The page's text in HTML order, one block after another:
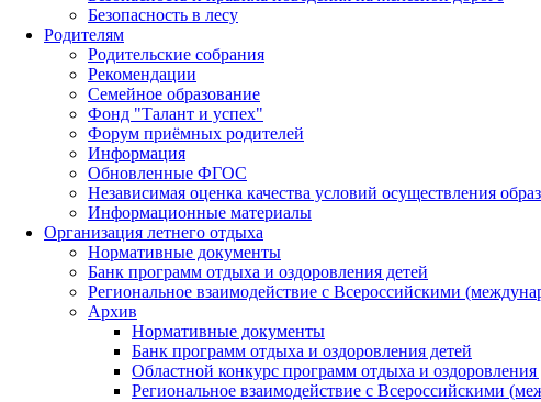
Безопасность в лесу
Родителям
Родительские собрания
Рекомендации
Семейное образование
Фонд "Талант и успех"
Форум приёмных родителей
Информация
Обновленные ФГОС
Независимая оценка качества условий осуществления
Информационные материалы
Организация летнего отдыха
Нормативные документы
Банк программ отдыха и оздоровления детей
Региональное взаимодействие с Всероссийскими
Архив
Нормативные документы
Банк программ отдыха и оздоровления детей
Областной конкурс программ отдыха и оздоровления
Региональное взаимодействие с Всероссийскими